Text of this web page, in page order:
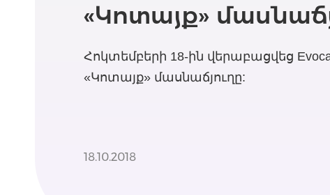
«Կոտայք»
Հոկտեմբերի 18-ին վերաբացվեց
«Կոտայք» մասնաճյուղը:
18.10.2018